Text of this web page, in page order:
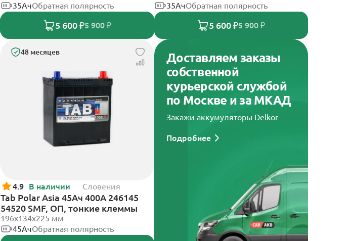
35АчОбратная полярность
5 600 ₽5 900 ₽
35АчОбратная полярность
5 600 ₽5 900 ₽
48 месяцев
4.9 В наличии Словения
Tab Polar Asia 45Ач 400А 246145
54520 SMF, ОП, тонкие клеммы
196x134x225 мм
45АчОбратная полярность
Доставляем заказы
собственной
курьерской службой
по Москве и за МКАД
Закажи аккумуляторы Delkor
Подробнее